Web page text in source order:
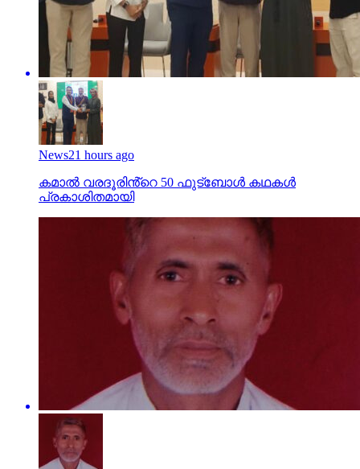
News21 hours ago
കമാൽ വരദൂരിൻ്റെ 50 ഫുട്ബോൾ കഥകൾ
പ്രകാശിതമായി